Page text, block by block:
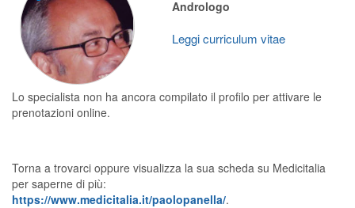
Urologo
Catania (CT)
CERCA
Prenota una visita
Ricerca specialisti
Consulti online
(su medicitalia.it)
Per gli specialisti
Prenotazioni online
Andrologo
Leggi curriculum vitae
Lo specialista non ha ancora compilato il profilo per attivare le
prenotazioni online.
Torna a trovarci oppure visualizza la sua scheda su Medicitalia
per saperne di più:
https://www.medicitalia.it/paolopanella/.